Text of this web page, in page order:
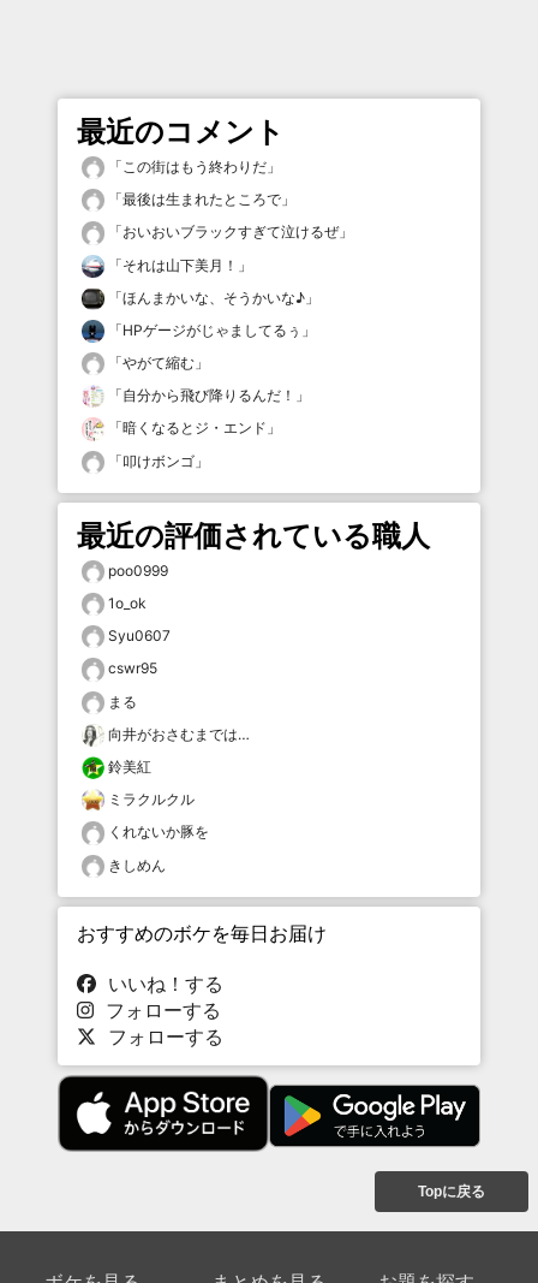
最近のコメント
「 この街はもう終わりだ 」
「最後は生まれたところで 」
「おいおいブラックすぎて泣けるぜ」
「それは山下美月！ 」
「ほんまかいな、そうかいな♪ 」
「HPゲージがじゃましてるぅ 」
「やがて縮む 」
「自分から飛び降りるんだ！ 」
「暗くなるとジ・エンド 」
「叩けボンゴ 」
最近の評価されている職人
poo0999
1o_ok
Syu0607
cswr95
まる
向井がおさむまでは…
鈴美紅
ミラクルクル
くれないか豚を
きしめん
おすすめのボケを毎日お届け
いいね！する
フォローする
フォローする
Topに戻る